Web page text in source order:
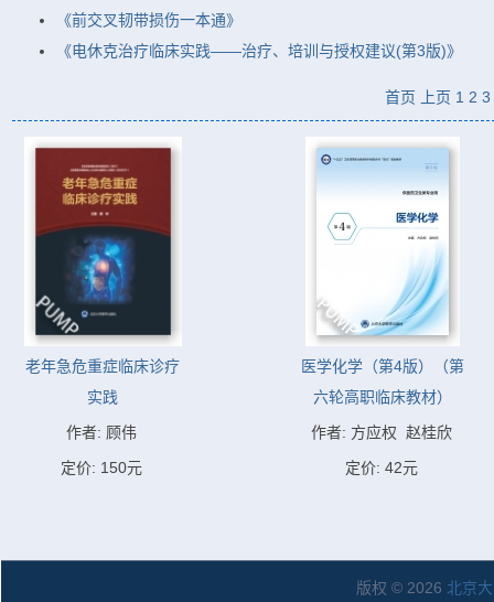
《前交叉韧带损伤一本通》
《电休克治疗临床实践——治疗、培训与授权建议(第3版)》
首页 上页 1 2 3
老年急危重症临床诊疗
实践
作者: 顾伟
定价: 150元
医学化学（第4版）（第
六轮高职临床教材）
作者: 方应权  赵桂欣
定价: 42元
版权 © 2026 北京